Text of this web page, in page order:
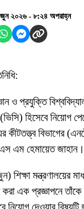
জুন ২০২৬ - ৮:২৪ অপরাহ্ন
ও প্রযুক্তি
হিসেবে নিয়োগ
কীটতত্ত্ব বিভাগের
এম হেমায়েত জাহান।
শিক্ষা মন্ত্রণালয়ের
করা এক প্রজ্ঞাপনে তাঁকে